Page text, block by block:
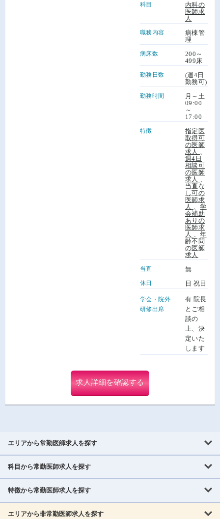
科目
内科の
医師求
人
職務内容
病棟管
理
病床数
200～
499床
勤務日数
(週4日
勤務可)
勤務時間
月～土
09:00
～
17:00
特徴
指定医
取得可
の医師
求人
週4日
相談可
の医師
求人
当直な
し可の
医師求
人
、学
会補助
ありの
医師求
人
、年
齢不問
の医師
求人
当直 無
休日 日 祝日
学会・院外
研修出席
有 院長
とご相
談の
上、決
定いた
します
求人詳細を確認する
エリアから常勤医師求人を探す
北海道・東北
北海道 青森県 岩手県
科目から常勤医師求人を探す
内科系
消化器科 呼吸器科
特徴から常勤医師求人を探す
救急対応なし 女性医師歓迎
エリアから非常勤医師求人を探す